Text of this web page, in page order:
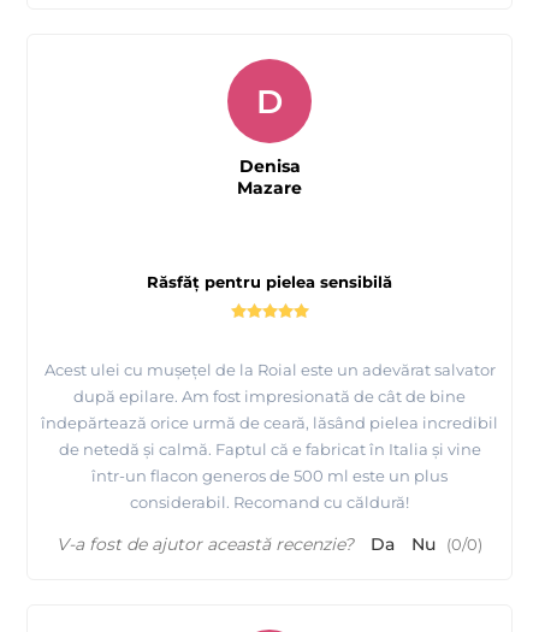
Răsfăț pentru pielea sensibilă
Acest ulei cu mușețel de la Roial este un adevărat salvator
după epilare. Am fost impresionată de cât de bine
îndepărtează orice urmă de ceară, lăsând pielea incredibil
de netedă și calmă. Faptul că e fabricat în Italia și vine
într-un flacon generos de 500 ml este un plus
considerabil. Recomand cu căldură!
D
Denisa
Mazare
V-a fost de ajutor această recenzie? Da Nu (0/0)